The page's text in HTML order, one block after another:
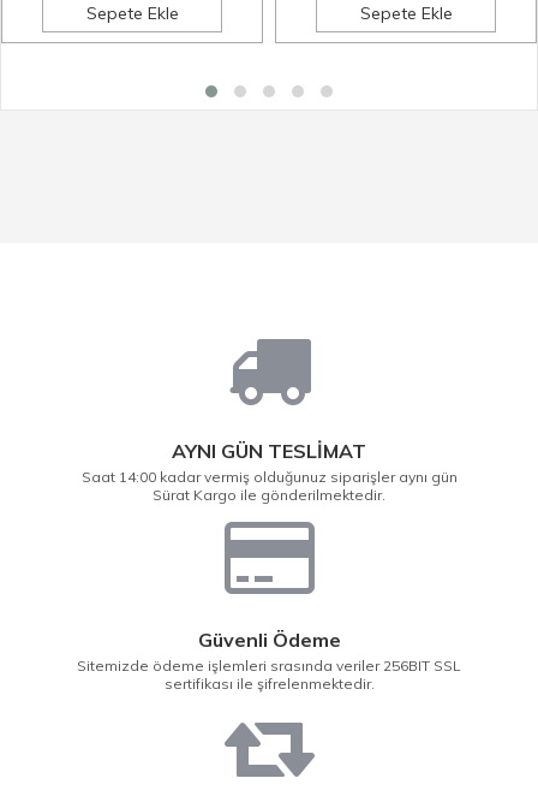
Sepete Ekle Sepete Ekle
AYNI GÜN TESLİMAT
Saat 14:00 kadar vermiş olduğunuz siparişler aynı gün
Sürat Kargo ile gönderilmektedir.
Güvenli Ödeme
Sitemizde ödeme işlemleri srasında veriler 256BIT SSL
sertifikası ile şifrelenmektedir.